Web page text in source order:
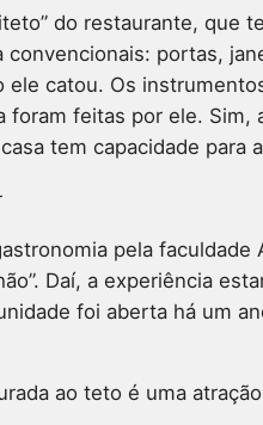
do restaurante, que
convencionais: portas,
ele catou. Os
foram feitas por ele. Sim,
tem capacidade para
pela
Daí, a experiência
foi aberta há um
ao teto é uma